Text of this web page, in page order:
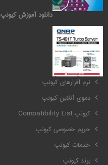
دانلود آموزش کیونپ
کیونپ QNAP
نرم افزارهای کیونپ
دموی آنلاین کیونپ
کیونپ Compatibility List
حریم خصوصی کیونپ
خدمات کیونپ
برند کیونپ